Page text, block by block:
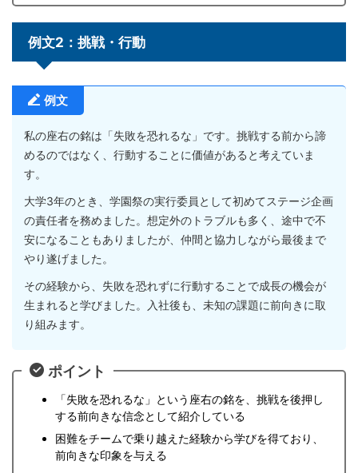
例文2：挑戦・行動
例文
私の座右の銘は「失敗を恐れるな」です。挑戦する前から諦
めるのではなく、行動することに価値があると考えていま
す。
大学3年のとき、学園祭の実行委員として初めてステージ企画
の責任者を務めました。想定外のトラブルも多く、途中で不
安になることもありましたが、仲間と協力しながら最後まで
やり遂げました。
その経験から、失敗を恐れずに行動することで成長の機会が
生まれると学びました。入社後も、未知の課題に前向きに取
り組みます。
ポイント
「失敗を恐れるな」という座右の銘を、挑戦を後押し
する前向きな信念として紹介している
困難をチームで乗り越えた経験から学びを得ており、
前向きな印象を与える